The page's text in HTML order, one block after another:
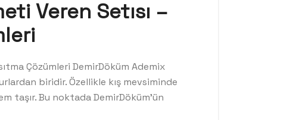
Veren Setısı –
Çözümleri DemirDöküm Ademix
biridir. Özellikle kış mevsiminde
taşır. Bu noktada DemirDöküm’ün